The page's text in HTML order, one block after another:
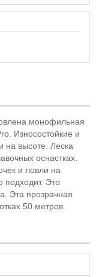
монофильная
Износостойкие и
на высоте. Леска
оснастках.
и ловли на
Это
Эта прозрачная
50 метров.